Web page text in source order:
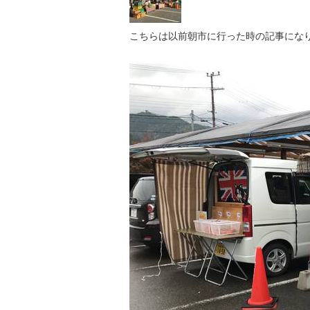
こちらは以前朝市に行った時の記事にな